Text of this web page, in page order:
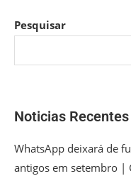
Pesquisar
Noticias Recentes
WhatsApp deixará de
antigos em setembro |